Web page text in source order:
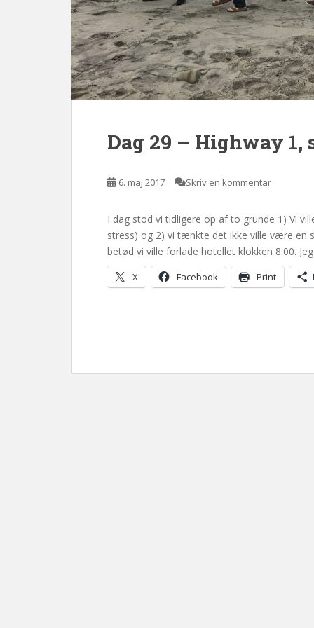
Dag 29 – Highway 1,
6. maj 2017 Skriv en kommentar
I dag stod vi tidligere op af to grunde 1) Vi
stress) og 2) vi tænkte det ikke ville være en
betød vi ville forlade hotellet klokken 8.00.
X Facebook Print